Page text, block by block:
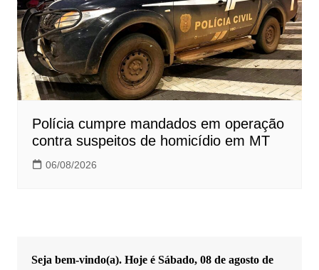
Polícia cumpre mandados em operação
contra suspeitos de homicídio em MT
06/08/2026
Seja bem-vindo(a). Hoje é Sábado, 08 de agosto de